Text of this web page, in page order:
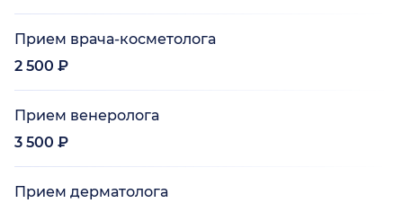
Прием врача-косметолога
2 500 ₽
Прием венеролога
3 500 ₽
Прием дерматолога